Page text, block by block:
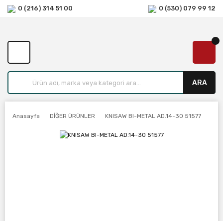
0 (216) 314 51 00 0 (530) 079 99 12
ARA
Anasayfa DİĞER ÜRÜNLER KNISAW BI-METAL AD.14-30 51577